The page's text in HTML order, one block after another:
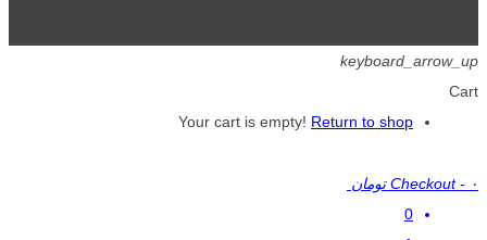
keyboard_arrow_up
Cart
Your cart is empty! Return to shop
Checkout - ۰ تومان
0